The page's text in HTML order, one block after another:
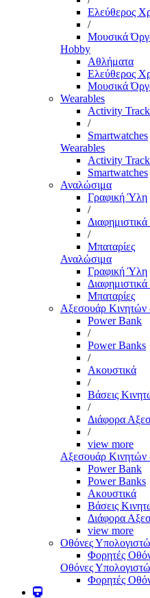
Ελεύθερος
/
Μουσικά
Hobby
Αθλήματα
Ελεύθερος
Μουσικά
Wearables
Activity
/
Smartwatches
Wearables
Activity
Smartwatches
Αναλώσιμα
Γραφική Ύλη
/
/
Μπαταρίες
Αναλώσιμα
Γραφική Ύλη
Μπαταρίες
Αξεσουάρ Κινητών
Power Bank
/
Power Banks
/
Ακουστικά
/
Βάσεις
/
Διάφορα
/
view more
Αξεσουάρ Κινητών
Power Bank
Power Banks
Ακουστικά
Βάσεις
Διάφορα
view more
Οθόνες
Φορητές
Οθόνες
Φορητές